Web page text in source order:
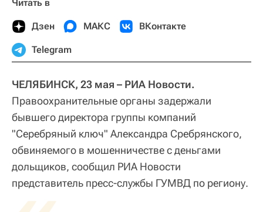
Читать в
Дзен МАКС ВКонтакте
Telegram
ЧЕЛЯБИНСК, 23 мая – РИА Новости.
Правоохранительные органы задержали
бывшего директора группы компаний
"Серебряный ключ" Александра Сребрянского,
обвиняемого в мошенничестве с деньгами
дольщиков, сообщил РИА Новости
представитель пресс-службы ГУМВД по региону.